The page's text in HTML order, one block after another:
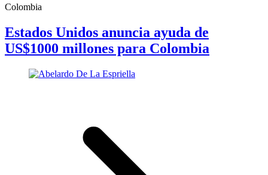
Colombia
Estados Unidos anuncia ayuda de
US$1000 millones para Colombia